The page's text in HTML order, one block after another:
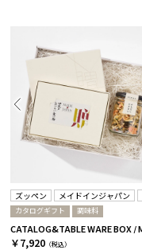
ズッペン メイドインジャパン
カタログギフト 調味料
￥7,920 （税込）